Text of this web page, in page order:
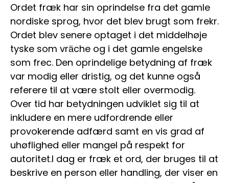
Ordet fræk har sin oprindelse fra det gamle
nordiske sprog, hvor det blev brugt som frekr.
Ordet blev senere optaget i det middelhøje
tyske som vrӓche og i det gamle engelske
som frec. Den oprindelige betydning af fræk
var modig eller dristig, og det kunne også
referere til at være stolt eller overmodig.
Over tid har betydningen udviklet sig til at
inkludere en mere udfordrende eller
provokerende adfærd samt en vis grad af
uhøflighed eller mangel på respekt for
autoritet.I dag er fræk et ord, der bruges til at
beskrive en person eller handling, der viser en